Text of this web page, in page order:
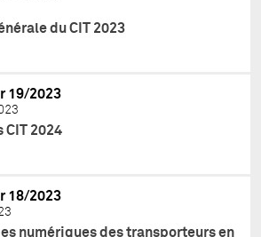
du CIT 2023
19/2023
2024
18/2023
numériques des transporteurs en